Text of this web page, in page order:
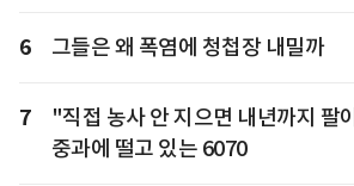
6 그들은 왜 폭염에 청첩장 내밀까
7
"직접 농사 안 지으면 내년까지
중과에 떨고 있는 6070